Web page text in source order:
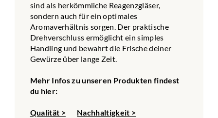
sind als herkömmliche Reagenzgläser,
sondern auch für ein optimales
Aromaverhältnis sorgen. Der praktische
Drehverschluss ermöglicht ein simples
Handling und bewahrt die Frische deiner
Gewürze über lange Zeit.
Mehr Infos zu unseren Produkten findest
du hier:
Qualität > Nachhaltigkeit >